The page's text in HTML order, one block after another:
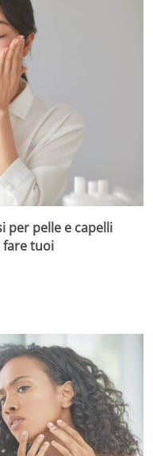
per pelle e capelli
fare tuoi